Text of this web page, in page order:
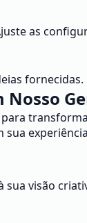
as
fornecidas.
Nosso
sua
visão